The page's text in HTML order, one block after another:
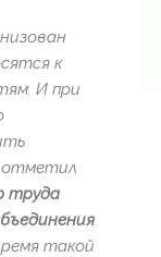
к
И при
отметил
труда
такой